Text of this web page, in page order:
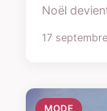
Noël
17